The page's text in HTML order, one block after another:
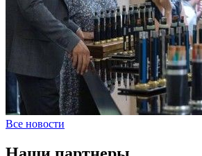
Все новости